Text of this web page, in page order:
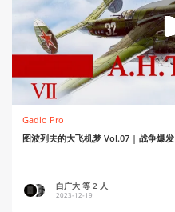
Gadio Pro
图波列夫的大飞机梦 Vol.07 | 战争爆发
白广大 等 2 人
2023-12-19